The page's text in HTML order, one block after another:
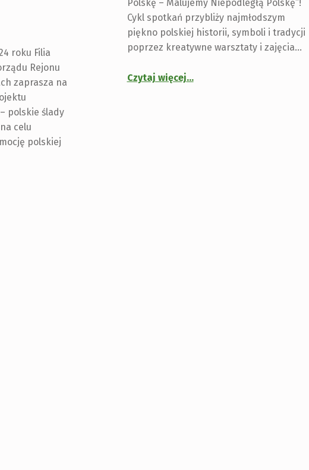
Polskę – Malujemy Niepodległą Polskę”!
Cykl spotkań przybliży najmłodszym
piękno polskiej historii, symboli i tradycji
poprzez kreatywne warsztaty i zajęcia…
Czytaj więcej…
roku Filia
Rejonu
zaprasza na
polskie ślady
celu
polskiej